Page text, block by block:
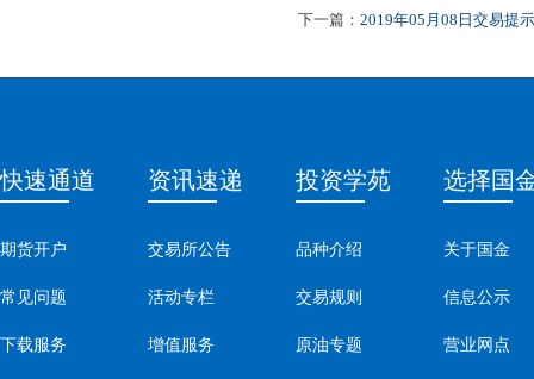
下一篇： 2019年05月08日交易提示
快速通道
期货开户
常见问题
下载服务
资讯速递
交易所公告
活动专栏
增值服务
投资学苑
品种介绍
交易规则
原油专题
选择国
关于国金
信息公示
营业网点